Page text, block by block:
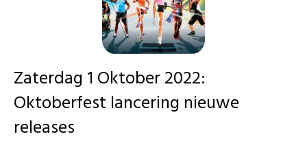
Zaterdag 1 Oktober 2022:
Oktoberfest lancering nieuwe
releases